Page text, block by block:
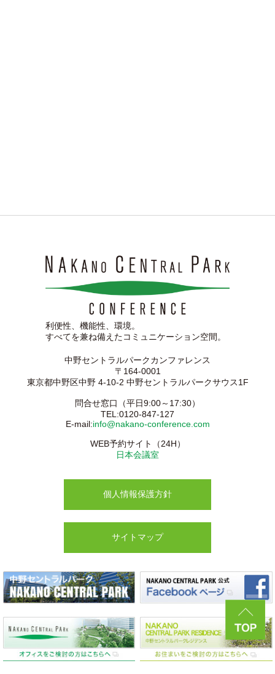
利便性、機能性、環境。
すべてを兼ね備えたコミュニケーション空間。
中野セントラルパークカンファレンス
〒164-0001
東京都中野区中野 4-10-2 中野セントラルパークサウス1F
問合せ窓口（平日9:00～17:30）
TEL:0120-847-127
E-mail:info@nakano-conference.com
WEB予約サイト（24H）
日本会議室
個人情報保護方針
サイトマップ